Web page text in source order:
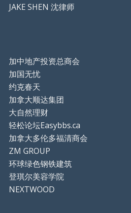
JAKE SHEN 沈律师
加中地产投资总商会
加国无忧
约克春天
加拿大顺达集团
大自然理财
轻松论坛Easybbs.ca
加拿大多伦多福清商会
ZM GROUP
环球绿色钢铁建筑
登琪尔美容学院
NEXTWOOD